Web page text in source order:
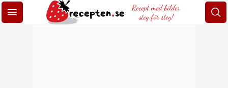
Recept med bilder
steg för steg!